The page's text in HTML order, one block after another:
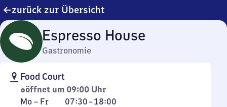
zurück zur Übersicht
Espresso House
Gastronomie
Food Court
öffnet um 09:00 Uhr
Montag
Mo – Fr 07:30–18:00
Von